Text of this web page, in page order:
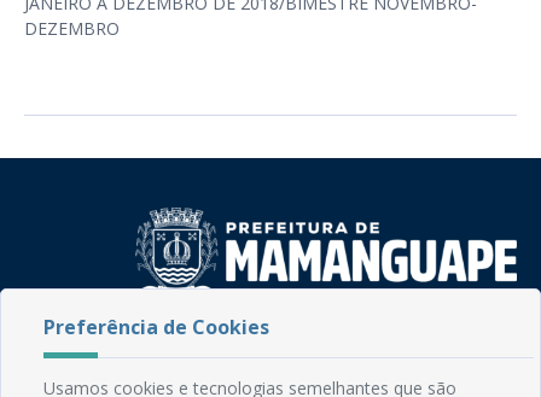
DEZEMBRO
Rua do Imperador, 78, Centro
CEP: 58.280-000 - Mamanguape/PB
Fone: (83) 3292-2246
Preferência de Cookies
Usamos cookies e tecnologias semelhantes que são